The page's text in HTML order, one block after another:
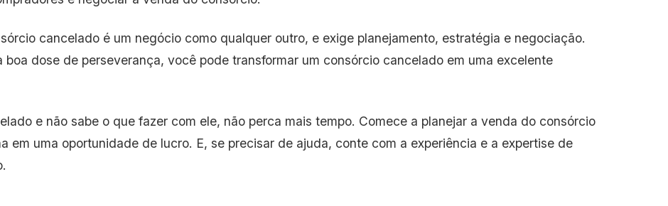
cancelado é um negócio como qualquer outro, e exige planejamento, estratégia e negociação.
dose de perseverança, você pode transformar um consórcio cancelado em uma excelente
e não sabe o que fazer com ele, não perca mais tempo. Comece a planejar a venda do consórcio
em uma oportunidade de lucro. E, se precisar de ajuda, conte com a experiência e a expertise de